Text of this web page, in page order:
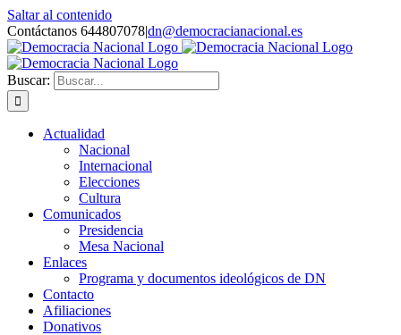
Saltar al contenido
Contáctanos 644807078|dn@democracianacional.es
Buscar:
Actualidad
Nacional
Internacional
Elecciones
Cultura
Comunicados
Presidencia
Mesa Nacional
Enlaces
Programa y documentos ideológicos de DN
Contacto
Afiliaciones
Donativos